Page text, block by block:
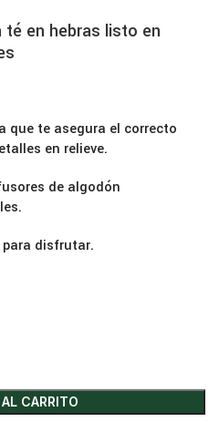
té en hebras listo en
que te asegura el correcto
en relieve.
de algodón
disfrutar.
CARRITO